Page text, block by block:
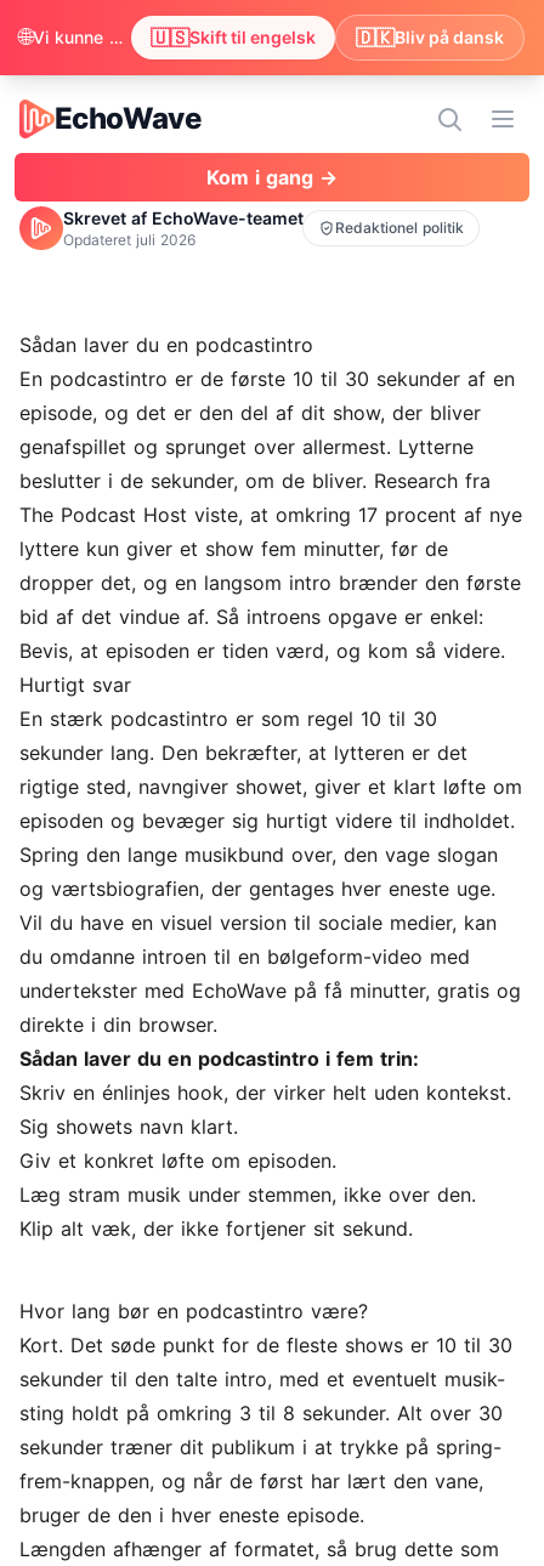
EchoWave
EchoWave
Åbn
Kom i gang →
Skrevet af EchoWave-teamet
Opdateret juli 2026
Redaktionel politik
Sådan laver du en podcastintro
En podcastintro er de første 10 til 30 sekunder af en
episode, og det er den del af dit show, der bliver
genafspillet og sprunget over allermest. Lytterne
beslutter i de sekunder, om de bliver. Research fra
The Podcast Host viste, at omkring 17 procent af nye
lyttere kun giver et show fem minutter, før de
dropper det, og en langsom intro brænder den første
bid af det vindue af. Så introens opgave er enkel:
Bevis, at episoden er tiden værd, og kom så videre.
Hurtigt svar
En stærk podcastintro er som regel 10 til 30
sekunder lang. Den bekræfter, at lytteren er det
rigtige sted, navngiver showet, giver et klart løfte om
episoden og bevæger sig hurtigt videre til indholdet.
Spring den lange musikbund over, den vage slogan
og værtsbiografien, der gentages hver eneste uge.
Vil du have en visuel version til sociale medier, kan
du omdanne introen til en bølgeform-video med
undertekster med EchoWave på få minutter, gratis og
direkte i din browser.
Sådan laver du en podcastintro i fem trin:
Skriv en énlinjes hook, der virker helt uden kontekst.
Sig showets navn klart.
Giv et konkret løfte om episoden.
Læg stram musik under stemmen, ikke over den.
Klip alt væk, der ikke fortjener sit sekund.
Hvor lang bør en podcastintro være?
Kort. Det søde punkt for de fleste shows er 10 til 30
sekunder til den talte intro, med et eventuelt musik-
sting holdt på omkring 3 til 8 sekunder. Alt over 30
sekunder træner dit publikum i at trykke på spring-
frem-knappen, og når de først har lært den vane,
bruger de den i hver eneste episode.
Længden afhænger af formatet, så brug dette som
🌐 Vi kunne se, at din browser foretrækker engelsk. Vil du skifte for at få indholdet på engelsk? 🇺🇸Skift til engelsk 🇩🇰Bliv på dansk